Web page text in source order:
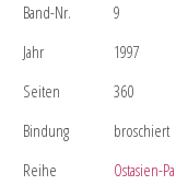
Band-Nr.
9
Jahr
1997
Seiten
360
Bindung
broschiert
Reihe
Ostasien-